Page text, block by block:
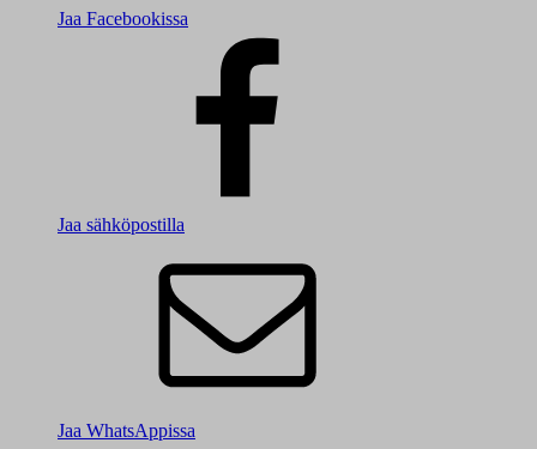
Jaa Facebookissa
Jaa sähköpostilla
Jaa WhatsAppissa